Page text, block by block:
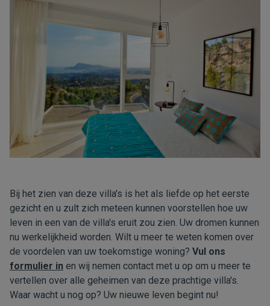
Bij het zien van deze villa's is het als liefde op het eerste
gezicht en u zult zich meteen kunnen voorstellen hoe uw
leven in een van de villa's eruit zou zien. Uw dromen kunnen
nu werkelijkheid worden. Wilt u meer te weten komen over
de voordelen van uw toekomstige woning? Vul ons
formulier in en wij nemen contact met u op om u meer te
vertellen over alle geheimen van deze prachtige villa's.
Waar wacht u nog op? Uw nieuwe leven begint nu!